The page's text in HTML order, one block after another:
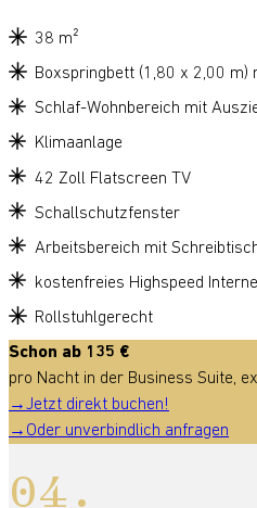
38 m²
Boxspringbett (1,80 x 2,00 m)
Schlaf-Wohnbereich mit
Klimaanlage
42 Zoll Flatscreen TV
Schallschutzfenster
Arbeitsbereich mit
kostenfreies Highspeed
Rollstuhlgerecht
Schon ab 135 €
pro Nacht in der Business Suite,
Jetzt direkt buchen!
Oder unverbindlich anfragen